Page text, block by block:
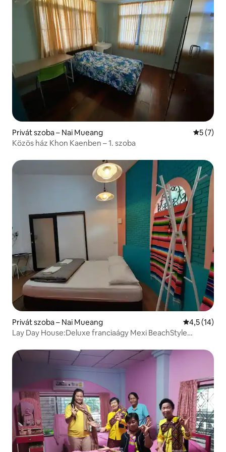
Privát szoba – Nai Mueang Átlagos
5 (7)
Közös ház Khon Kaenben – 1. szoba
Privát szoba – Nai Mueang Átlagos
4,5 (14)
Lay Day House:Deluxe franciaágy Mexi BeachStyle